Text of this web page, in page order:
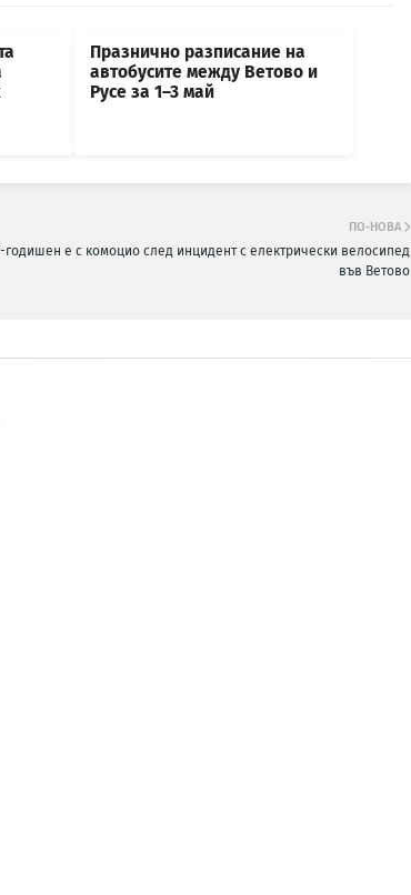
Празнично разписание на
автобусите между Ветово и
Русе за 1–3 май
ПО-НОВА
годишен е с комоцио след инцидент с електрически велосипед
във Ветово